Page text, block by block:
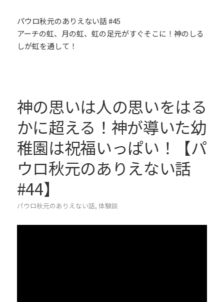
パウロ秋元のありえない話 #45
アーチの虹、月の虹、虹の足元がすぐそこに！神のしる
しが虹を通して！
神の思いは人の思いをはる
かに超える！神が導いた幼
稚園は祝福いっぱい！【パ
ウロ秋元のありえない話
#44】
パウロ秋元のありえない話, 体験談